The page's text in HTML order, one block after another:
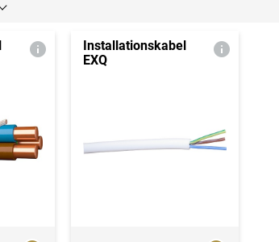
Installationskabel
EXQ